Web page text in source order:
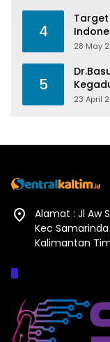
4
Target
28 May
5
Pesta
23 April
Alamat : Jl Aw
Kec
Kalimantan